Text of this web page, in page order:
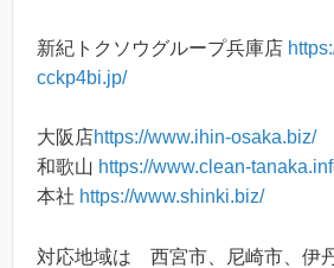
新紀トクソウグループ兵庫店
cckp4bi.jp/
大阪店https://www.ihin-osaka.biz/
和歌山 https://www.clean-
本社 https://www.shinki.biz/
対応地域は 西宮市、尼崎市、伊